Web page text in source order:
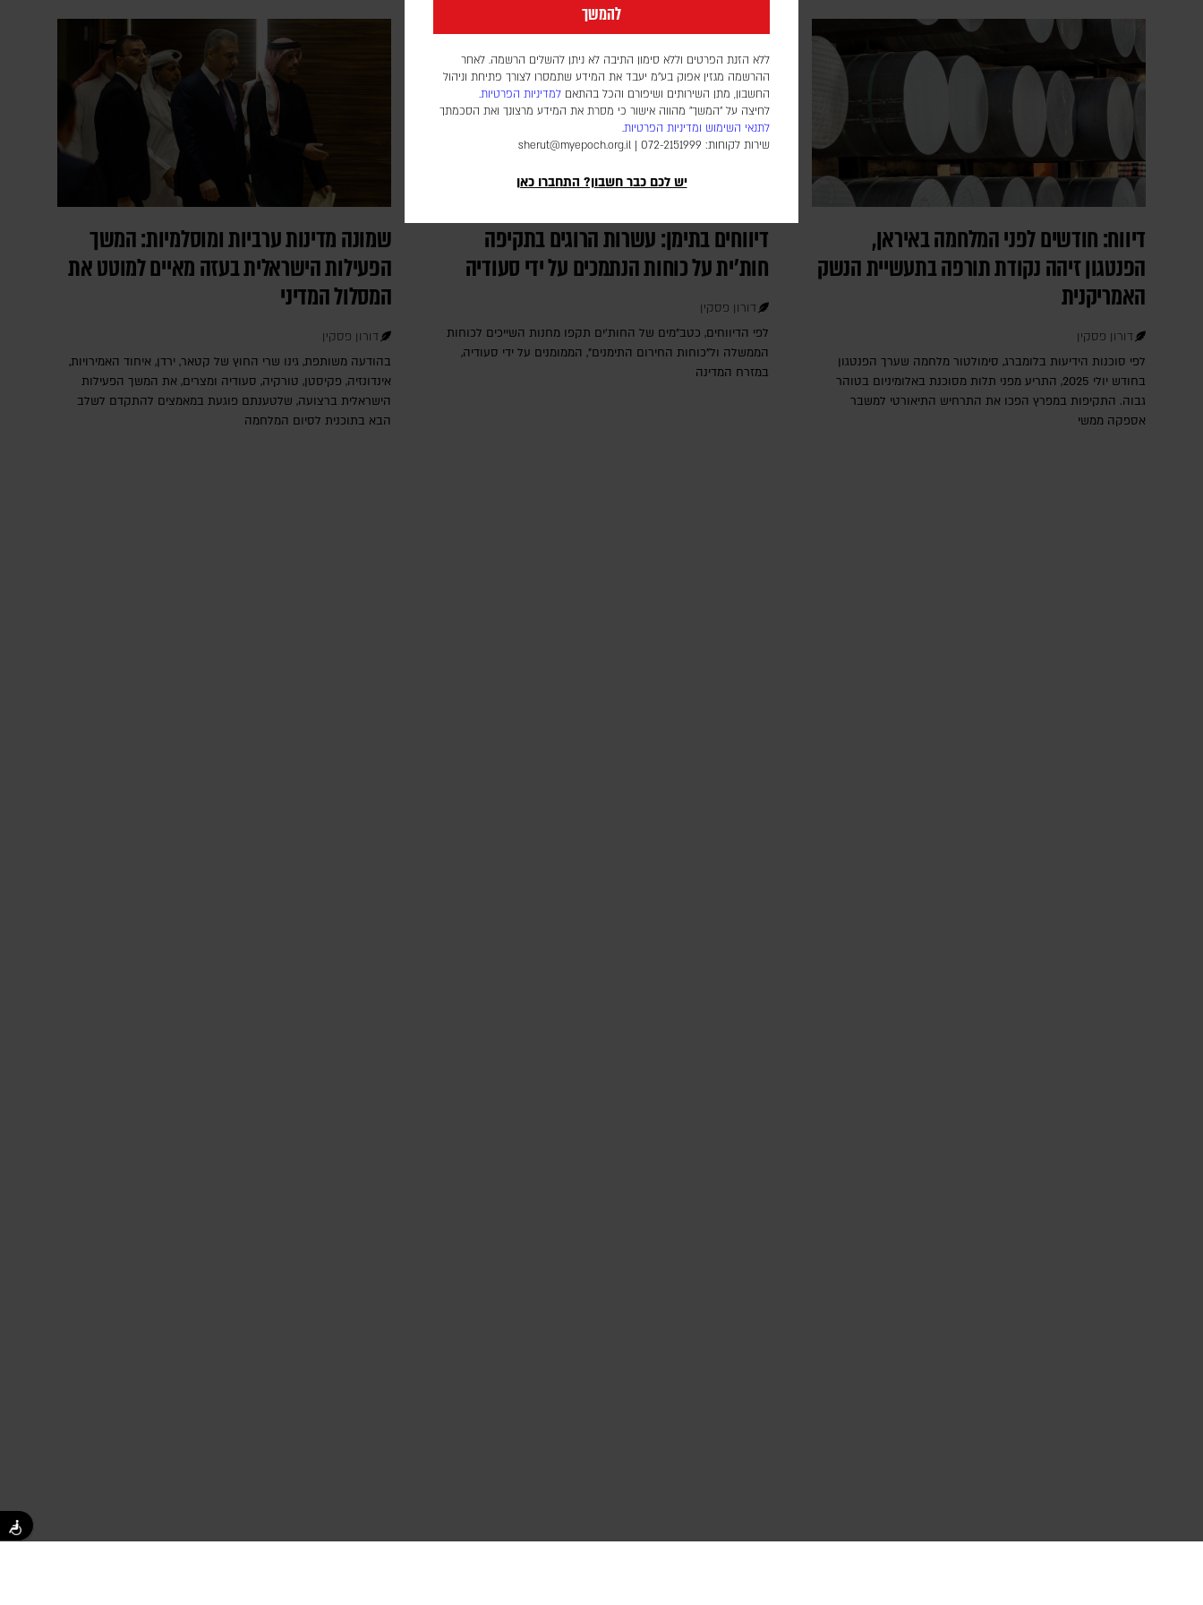
להמשך
ללא הזנת הפרטים וללא סימון התיבה לא ניתן להשלים הרשמה. לאחר
ההרשמה מגזין אפוק בע״מ יעבד את המידע שתמסרו לצורך פתיחת וניהול
החשבון, מתן השירותים ושיפורם והכל בהתאם למדיניות הפרטיות.
לחיצה על "המשך" מהווה אישור כי מסרת את המידע מרצונך ואת הסכמתך
לתנאי השימוש ומדיניות הפרטיות.
שירות לקוחות: 072-2151999 |
sherut@myepoch.org.il
יש לכם כבר חשבון? התחברו כאן
דיווח: חודשים לפני המלחמה באיראן,
הפנטגון זיהה נקודת תורפה בתעשיית הנשק
האמריקנית
דורון פסקין
לפי סוכנות הידיעות בלומברג, סימולטור מלחמה שערך הפנטגון
בחודש יולי 2025, התריע מפני תלות מסוכנת באלומיניום בטוהר
גבוה. התקיפות במפרץ הפכו את התרחיש התיאורטי למשבר
אספקה ממשי
דיווחים בתימן: עשרות הרוגים בתקיפה
חות'ית על כוחות הנתמכים על ידי סעודיה
דורון פסקין
לפי הדיווחים, כטב"מים של החות'ים תקפו מחנות השייכים לכוחות
הממשלה ול"כוחות החירום התימנים", הממומנים על ידי סעודיה,
במזרח המדינה
שמונה מדינות ערביות ומוסלמיות: המשך
הפעילות הישראלית בעזה מאיים למוטט את
המסלול המדיני
דורון פסקין
בהודעה משותפת, גינו שרי החוץ של קטאר, ירדן, איחוד האמירויות,
אינדונזיה, פקיסטן, טורקיה, סעודיה ומצרים, את המשך הפעילות
הישראלית ברצועה, שלטענתם פוגעת במאמצים להתקדם לשלב
הבא בתוכנית לסיום המלחמה